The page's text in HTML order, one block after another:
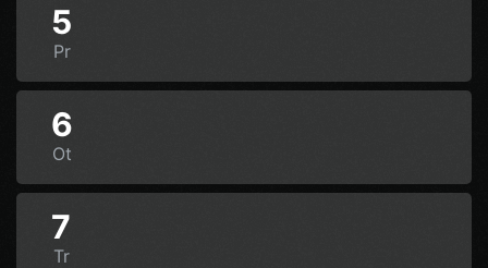
5
Pr
6
Ot
7
Tr